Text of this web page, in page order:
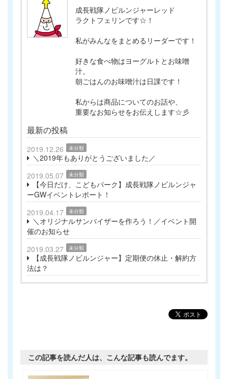
成長戦隊ノビルンジャーレッド
ラクトフェリンです☆！
私がみんなをまとめるリーダーです！
好きな食べ物はヨーグルトとお味噌
汁。
朝ごはんのお味噌汁は日課です！
私からは商品についてのお話や、
重要なお知らせをお伝えします☆彡
最新の投稿
2019.12.26 未分類
＼2019年もありがとうございました／
2019.05.07
未分類
【今日だけ、こどもパーク】成長戦隊ノビルンジャ
ーGWイベントレポート！
2019.04.17
未分類
＼オリジナルサンバイザーを作ろう！／イベント開
催のお知らせ
2019.03.27
未分類
【成長戦隊ノビルンジャー】定期便の休止・解約方
法は？
この記事を読んだ人は、こんな記事も読んでます。